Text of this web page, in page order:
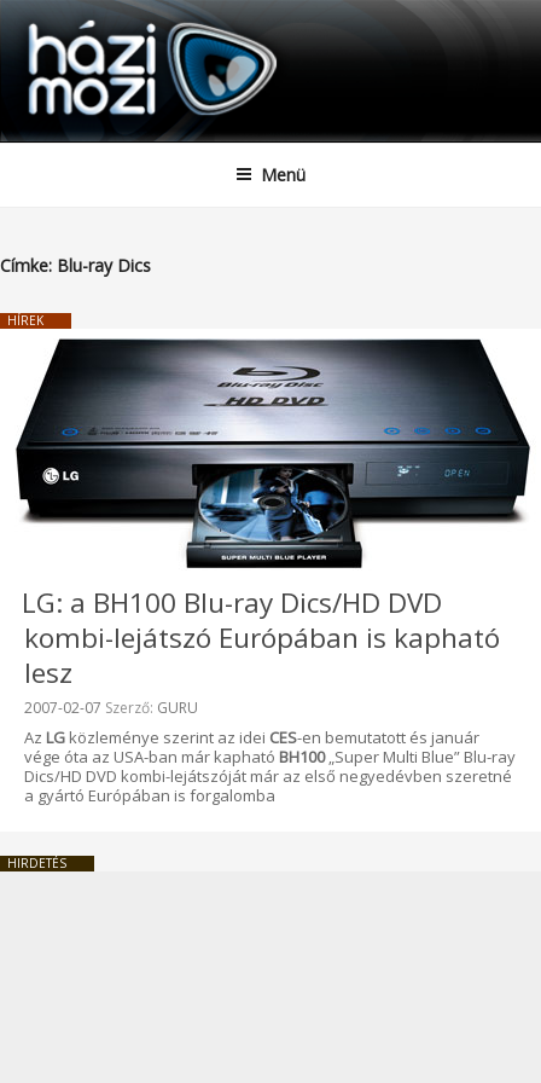
Tartalomhoz
HAZIMOZI
Menü
Címke: Blu-ray Dics
HÍREK
LG: a BH100 Blu-ray Dics/HD DVD
kombi-lejátszó Európában is kapható
lesz
Beküldve:
2007-02-07 Szerző: GURU
Az LG közleménye szerint az idei CES-en bemutatott és január
vége óta az USA-ban már kapható BH100„Super Multi Blue” Blu-ray
Dics/HD DVD kombi-lejátszóját már az első negyedévben szeretné
a gyártó Európában is forgalomba
HIRDETÉS